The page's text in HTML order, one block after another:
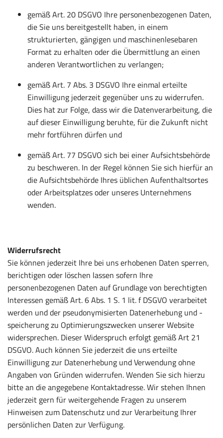
gemäß Art. 20 DSGVO Ihre personenbezogenen Daten,
die Sie uns bereitgestellt haben, in einem
strukturierten, gängigen und maschinenlesebaren
Format zu erhalten oder die Übermittlung an einen
anderen Verantwortlichen zu verlangen;
gemäß Art. 7 Abs. 3 DSGVO Ihre einmal erteilte
Einwilligung jederzeit gegenüber uns zu widerrufen.
Dies hat zur Folge, dass wir die Datenverarbeitung, die
auf dieser Einwilligung beruhte, für die Zukunft nicht
mehr fortführen dürfen und
gemäß Art. 77 DSGVO sich bei einer Aufsichtsbehörde
zu beschweren. In der Regel können Sie sich hierfür an
die Aufsichtsbehörde Ihres üblichen Aufenthaltsortes
oder Arbeitsplatzes oder unseres Unternehmens
wenden.
Widerrufsrecht
Sie können jederzeit Ihre bei uns erhobenen Daten sperren,
berichtigen oder löschen lassen sofern Ihre
personenbezogenen Daten auf Grundlage von berechtigten
Interessen gemäß Art. 6 Abs. 1 S. 1 lit. f DSGVO verarbeitet
werden und der pseudonymisierten Datenerhebung und -
speicherung zu Optimierungszwecken unserer Website
widersprechen. Dieser Widerspruch erfolgt gemäß Art 21
DSGVO. Auch können Sie jederzeit die uns erteilte
Einwilligung zur Datenerhebung und Verwendung ohne
Angaben von Gründen widerrufen. Wenden Sie sich hierzu
bitte an die angegebene Kontaktadresse. Wir stehen Ihnen
jederzeit gern für weitergehende Fragen zu unserem
Hinweisen zum Datenschutz und zur Verarbeitung Ihrer
persönlichen Daten zur Verfügung.